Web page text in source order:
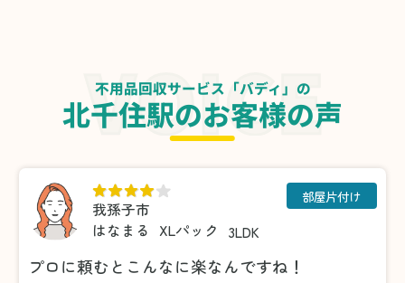
不用品回収サービス「バディ」の
北千住駅のお客様の声
我孫子市
はなまる
XLパック 3LDK
部屋片付け
プロに頼むとこんなに楽なんですね！